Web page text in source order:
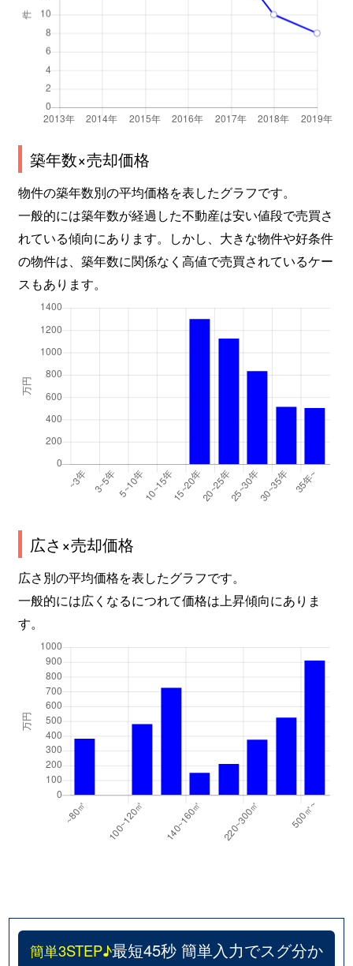
築年数×売却価格
物件の築年数別の平均価格を表したグラフです。
一般的には築年数が経過した不動産は安い値段で売買さ
れている傾向にあります。しかし、大きな物件や好条件
の物件は、築年数に関係なく高値で売買されているケー
スもあります。
広さ×売却価格
広さ別の平均価格を表したグラフです。
一般的には広くなるにつれて価格は上昇傾向にありま
す。
簡単3STEP♪最短45秒 簡単入力でスグ分か